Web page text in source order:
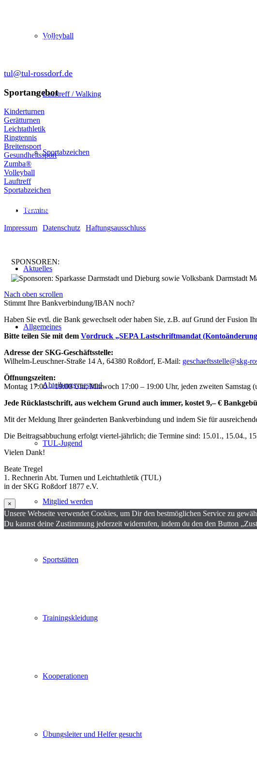
Volleyball
Lauftreff / Walking
Sportabzeichen
Termine
Aktuelles
Allgemeines
Abteilungsvorstand
TUL-Jugend
Mitglied werden
Sportstätten
Trainingskleidung
Kooperationen
Übungsleiter und Helfer gesucht
64380 Roßdorf
tul@tul-rossdorf.de
Sportangebot
Kinderturnen
Gerätturnen
Leichtathletik
Ringtennis
Breitensport
Gesundheitssport
Zumba®
Volleyball
Lauftreff
Sportabzeichen
© Turnen und Leichtathletik
Impressum Datenschutz Haftungsausschluss
SPONSOREN:
Nach oben scrollen
Stimmt Ihre Bankverbindung/IBAN noch?
Haben Sie evtl. die Bank gewechselt oder haben Sie, z.B. auf Grund der Fusion
Bitte teilen Sie mit dem Vordruck „SEPA Lastschriftmandat
Adresse der SKG-Geschäftsstelle:
Wilhelm-Leuschner-Straße 14 A, 64380 Roßdorf, E-Mail: geschaeftsstelle@skg-
Öffnungszeiten:
Montag 17:00 – 19:00 Uhr, Mittwoch 17:00 – 19:00 Uhr, jeden zweiten Samstag
Jede Rücklastschrift, aus welchem Grund auch immer, kostet 9,– €
Mit der Meldung Ihrer geänderten Bankverbindung und indem Sie für
Die Beitragsabbuchung erfolgt viertel-jährlich; die Termine sind: 15.01., 15.04.,
Vielen Dank!
Beate Tregel
1. Rechnerin Abt. Turnen und Leichtathletik (TUL)
in der SKG Roßdorf 1877 e.V.
×
Unsere Webseite verwendet Cookies, um Dir den bestmöglichen Service zu
Du kannst deine Zustimmung jederzeit widerrufen, indem du den den Button